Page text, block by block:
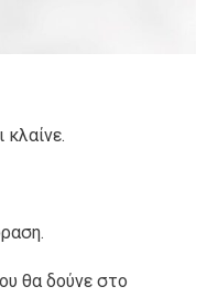
κλαίνε.
θα δούνε στο